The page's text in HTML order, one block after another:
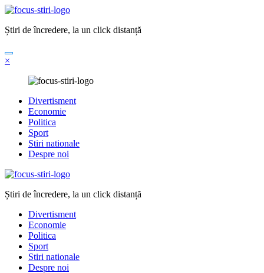
Sari
conținut
Știri de încredere, la un click distanță
×
Divertisment
Economie
Politica
Sport
Stiri nationale
Despre noi
Știri de încredere, la un click distanță
Divertisment
Economie
Politica
Sport
Stiri nationale
Despre noi